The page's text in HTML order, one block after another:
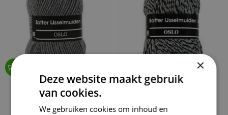
Botter Oslo 006
4,75 €3,80
Botter Oslo 007
€4,75
×
Deze website maakt gebruik
van cookies.
We gebruiken cookies om inhoud en